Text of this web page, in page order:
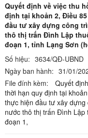
Quyết định về việc thu
định tại khoản 2, Điều
đầu tư xây dựng công
thô thị trấn Đình Lập
đoạn 1, tỉnh Lạng Sơn
Số hiệu: 3634/QĐ-UBND
Ngày ban hành: 31/01/
File đính kèm:
Quyết
thời hạn quy định tại
thực hiện đầu tư xây
nước thô thị trấn Đình Lập
đoạn 1,